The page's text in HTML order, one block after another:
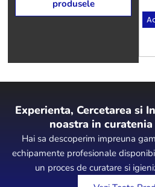
produsele
Experienta, Cercetarea si
noastra in
Hai sa descoperim impreuna
echipamente profesionale
un proces de curatare si